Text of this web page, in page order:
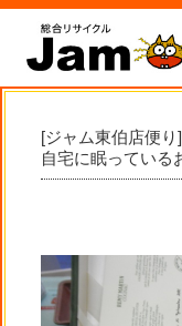
[ジャム東伯店便
自宅に眠っている